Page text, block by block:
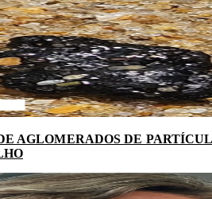
AGLOMERADOS DE